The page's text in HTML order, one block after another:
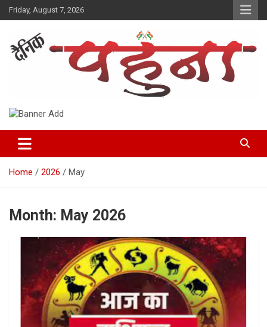
Skip
to
Friday, August 7, 2026
Dainik Pahuna
Home 2026 May
Month: May 2026